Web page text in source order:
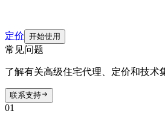
定价 开始使用
常见问题
了解有关高级住宅代理、定价和技术
联系支持
01